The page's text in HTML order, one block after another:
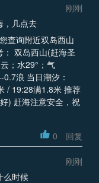
刚刚
，几点去
查询附近双岛西山
双岛西山(赶海圣
；水29°；气
浪 当日潮汐：
/ 19:28满1.8米 推荐
) 赶海注意安全，祝
0 回复
刚刚
么时候